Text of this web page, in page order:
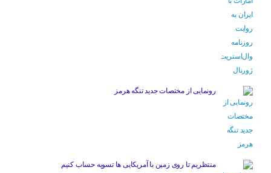
رونمایی از مختصات جدید تنگه هرمز
منتظریم تا روی زمین با آمریکایی ها تسویه حساب کنیم